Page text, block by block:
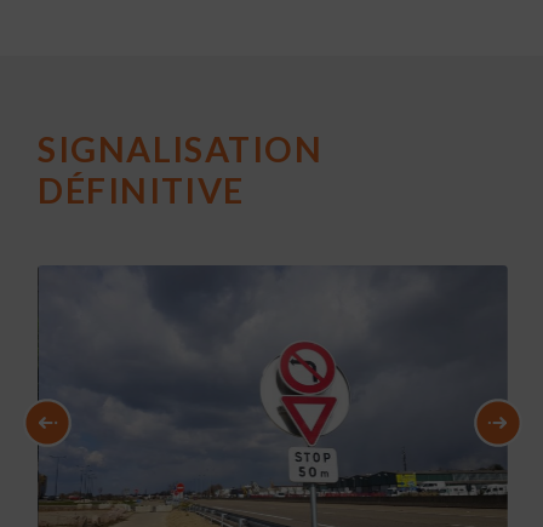
SIGNALISATION
DÉFINITIVE